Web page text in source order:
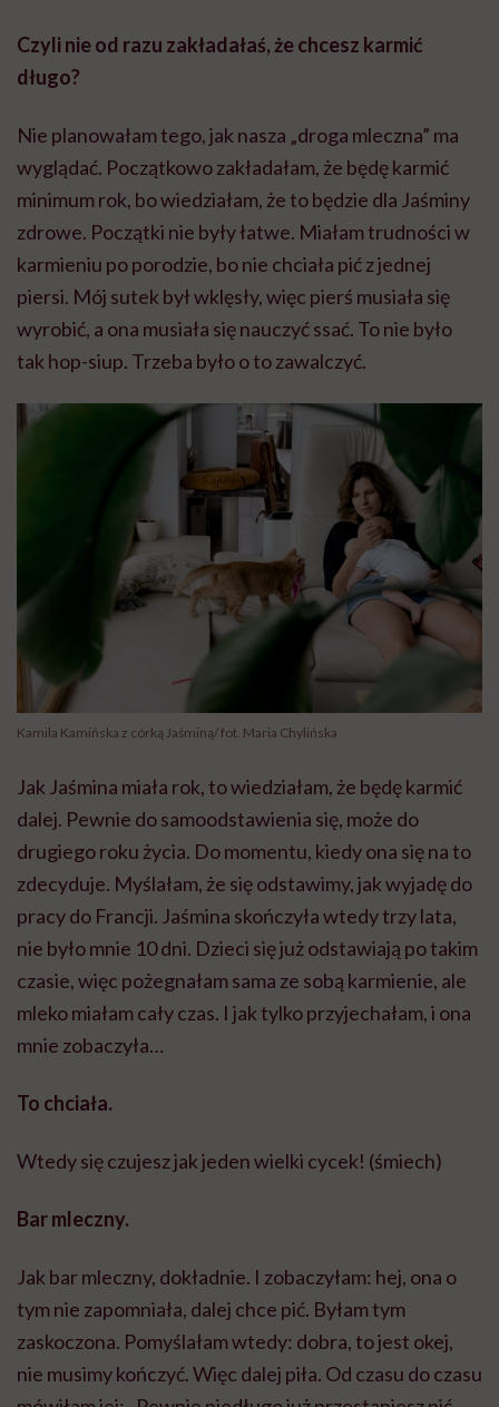
Czyli nie od razu zakładałaś, że chcesz karmić
długo?
Nie planowałam tego, jak nasza „droga mleczna” ma
wyglądać. Początkowo zakładałam, że będę karmić
minimum rok, bo wiedziałam, że to będzie dla Jaśminy
zdrowe. Początki nie były łatwe. Miałam trudności w
karmieniu po porodzie, bo nie chciała pić z jednej
piersi. Mój sutek był wklęsły, więc pierś musiała się
wyrobić, a ona musiała się nauczyć ssać. To nie było
tak hop-siup. Trzeba było o to zawalczyć.
Kamila Kamińska z córką Jaśminą/ fot. Maria Chylińska
Jak Jaśmina miała rok, to wiedziałam, że będę karmić
dalej. Pewnie do samoodstawienia się, może do
drugiego roku życia. Do momentu, kiedy ona się na to
zdecyduje. Myślałam, że się odstawimy, jak wyjadę do
pracy do Francji. Jaśmina skończyła wtedy trzy lata,
nie było mnie 10 dni. Dzieci się już odstawiają po takim
czasie, więc pożegnałam sama ze sobą karmienie, ale
mleko miałam cały czas. I jak tylko przyjechałam, i ona
mnie zobaczyła…
To chciała.
Wtedy się czujesz jak jeden wielki cycek! (śmiech)
Bar mleczny.
Jak bar mleczny, dokładnie. I zobaczyłam: hej, ona o
tym nie zapomniała, dalej chce pić. Byłam tym
zaskoczona. Pomyślałam wtedy: dobra, to jest okej,
nie musimy kończyć. Więc dalej piła. Od czasu do czasu